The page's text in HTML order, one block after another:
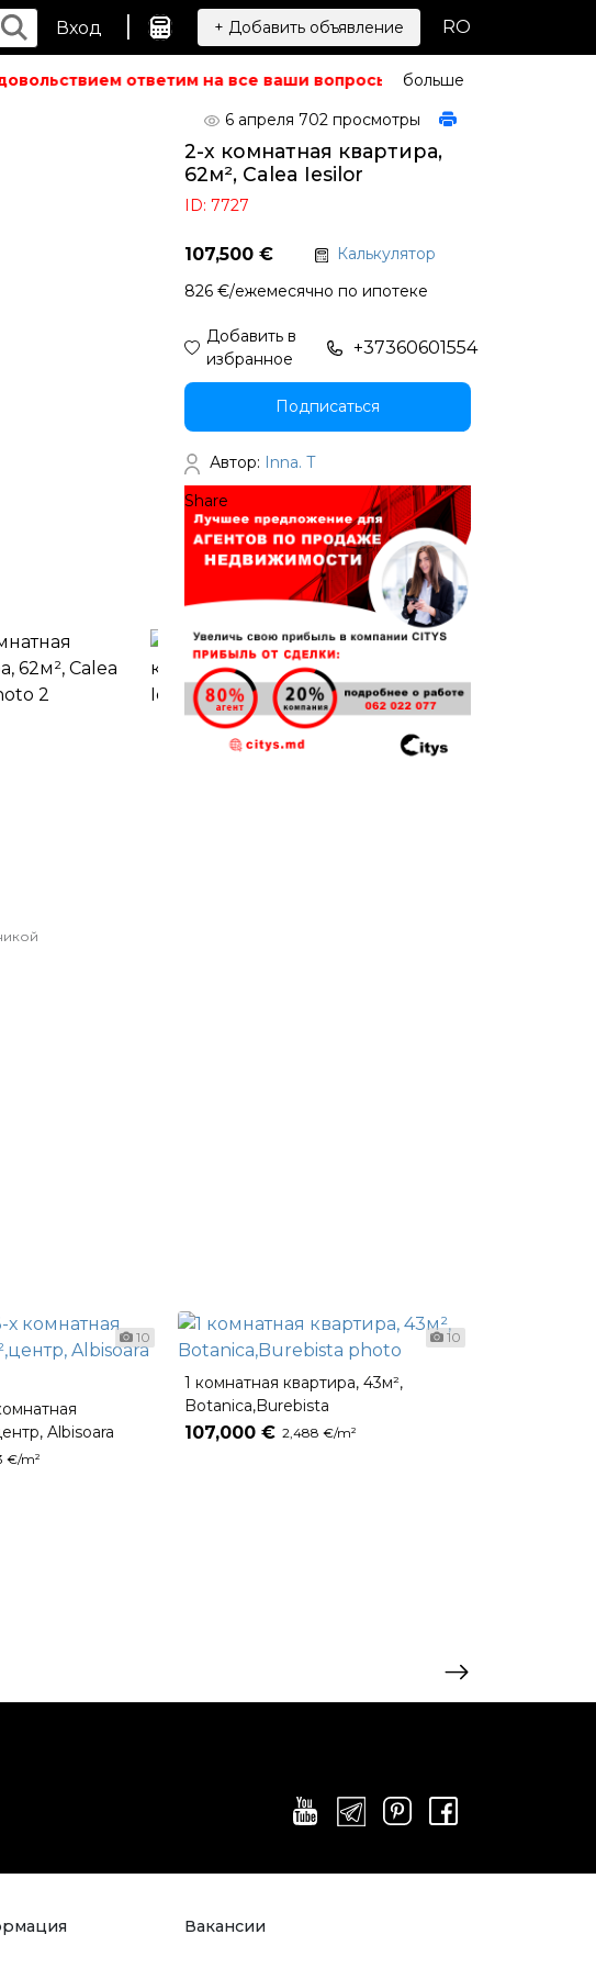
Вход | + Добавить объявление RO
ответим на все ваши вопросы. Не можете найти то,
больше
6 апреля 702 просмотры
2-х комнатная квартира,
62м², Calea Iesilor
ID: 7727
107,500 €
Калькулятор
826 €/ежемесячно по ипотеке
Добавить в
избранное
+37360601554
Подписаться
Автор: Inna. T
Share
10
Albisoara
€/m²
10
1 комнатная квартира, 43м²,
Botanica,Burebista
107,000 € 2,488 €/m²
Вакансии